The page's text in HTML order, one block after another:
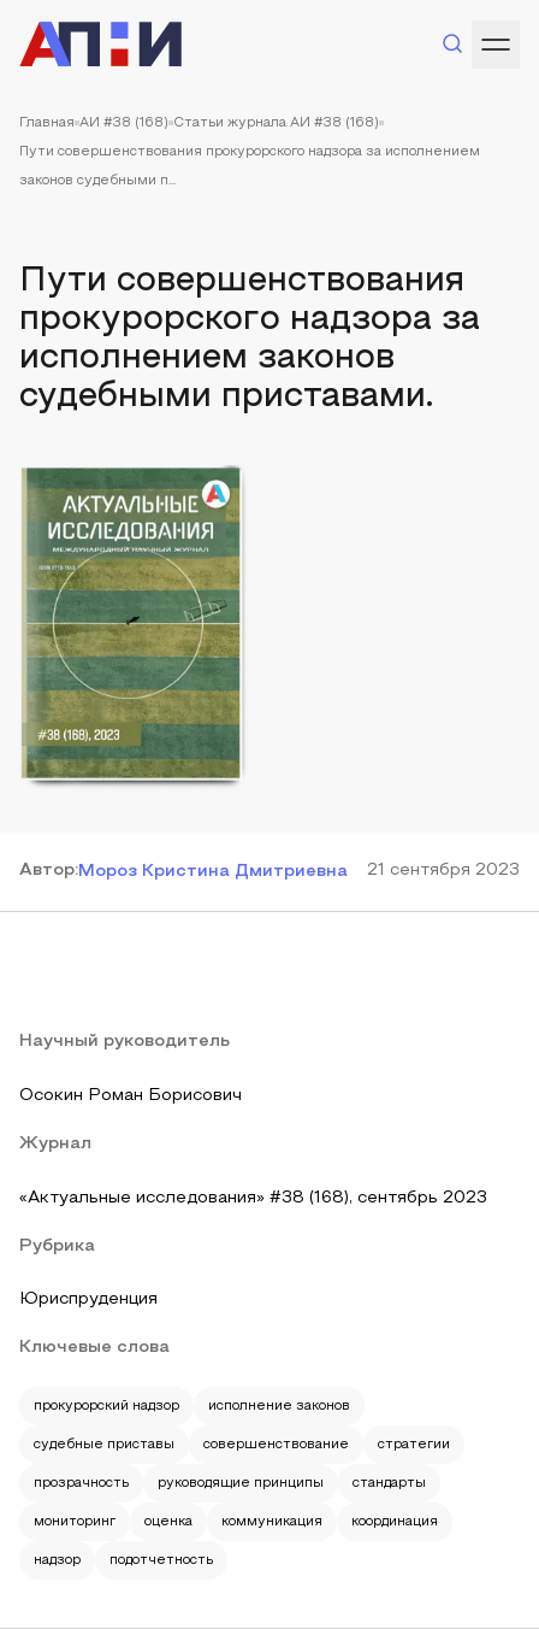
Главная АИ #38 (168) Статьи журнала АИ #38 (168)
Пути совершенствования прокурорского надзора за исполнением
законов судебными п...
Пути совершенствования
прокурорского надзора за
исполнением законов
судебными приставами.
Автор:Мороз Кристина Дмитриевна 21 сентября 2023
Научный руководитель
Осокин Роман Борисович
Журнал
«Актуальные исследования» #38 (168), сентябрь 2023
Рубрика
Юриспруденция
Ключевые слова
прокурорский надзор исполнение законов
судебные приставы совершенствование стратегии
прозрачность руководящие принципы стандарты
мониторинг оценка коммуникация координация
надзор подотчетность